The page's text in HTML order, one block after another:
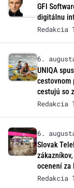
GFI
digitálnu
Redakcia
6.
UNIQA
cestovnom
cestujú so
Redakcia
6.
Slovak
ocenení
Redakcia